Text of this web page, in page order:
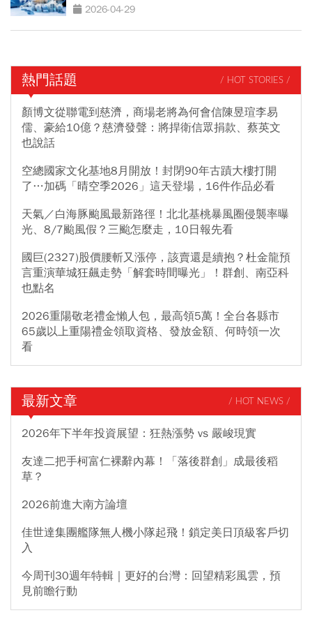
2026-04-29
熱門話題 / HOT STORIES /
顏博文從聯電到慈濟，商場老將為何會信陳昱瑄李易
儒、豪給10億？慈濟發聲：將捍衛信眾捐款、蔡英文
也說話
空總國家文化基地8月開放！封閉90年古蹟大樓打開
了…加碼「晴空季2026」這天登場，16件作品必看
天氣／白海豚颱風最新路徑！北北基桃暴風圈侵襲率曝
光、8/7颱風假？三颱怎麼走，10日報先看
國巨(2327)股價腰斬又漲停，該賣還是續抱？杜金龍預
言重演華城狂飆走勢「解套時間曝光」！群創、南亞科
也點名
2026重陽敬老禮金懶人包，最高領5萬！全台各縣市
65歲以上重陽禮金領取資格、發放金額、何時領一次
看
最新文章 / HOT NEWS /
2026年下半年投資展望：狂熱漲勢 vs 嚴峻現實
友達二把手柯富仁裸辭內幕！「落後群創」成最後稻
草？
2026前進大南方論壇
佳世達集團艦隊無人機小隊起飛！鎖定美日頂級客戶切
入
今周刊30週年特輯｜更好的台灣：回望精彩風雲，預
見前瞻行動